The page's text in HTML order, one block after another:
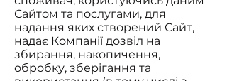
Сайтом та послугами, для
надання яких створений Сайт,
надає Компанії дозвіл на
збирання, накопичення,
обробку, зберігання та